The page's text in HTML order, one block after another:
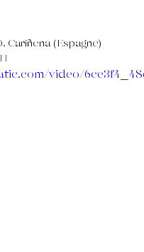
Cariñena (Espagne)
video/